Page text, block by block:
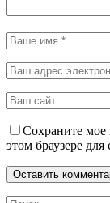
Сохраните мое
этом браузере